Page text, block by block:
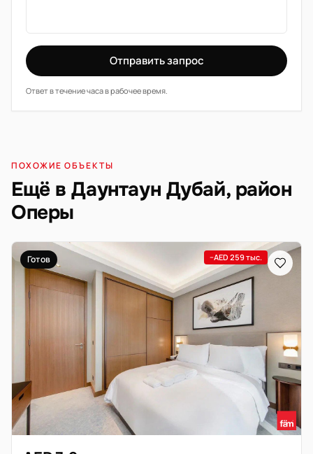
Отправить запрос
Ответ в течение часа в рабочее время.
ПОХОЖИЕ ОБЪЕКТЫ
Ещё в Даунтаун Дубай, район
Оперы
Готов −AED 259 тыс.